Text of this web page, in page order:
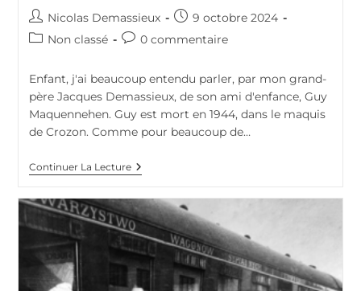
Auteur/autrice
de
Nicolas Demassieux
Publication
publiée :
9 octobre 2024
PostNon classé
Commentaires
publication :
0 commentaire
Enfant, j'ai beaucoup entendu parler, par mon grand-
père Jacques Demassieux, de son ami d'enfance, Guy
Maquennehen. Guy est mort en 1944, dans le maquis
de Crozon. Comme pour beaucoup de…
Continuer La LectureGuy
Maquennehen
1944),
Ami
De
Famille
Et
Résistant